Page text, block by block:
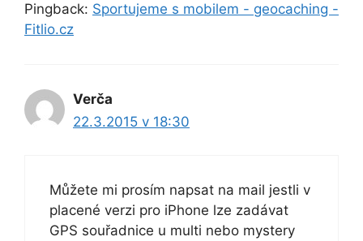
Pingback: Sportujeme s mobilem - geocaching -
Fitlio.cz
Verča
22.3.2015 v 18:30
Můžete mi prosím napsat na mail jestli v
placené verzi pro iPhone lze zadávat
GPS souřadnice u multi nebo mystery